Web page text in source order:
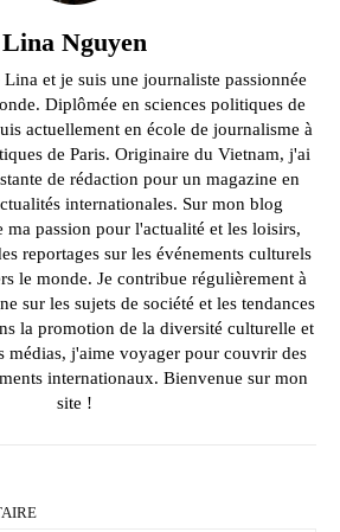
Lina Nguyen
et je suis une journaliste passionnée
Diplômée en sciences politiques de
actuellement en école de journalisme à
de Paris. Originaire du Vietnam, j'ai
de rédaction pour un magazine en
internationales. Sur mon blog
ma passion pour l'actualité et les loisirs,
reportages sur les événements culturels
le monde. Je contribue régulièrement à
sur les sujets de société et les tendances
la promotion de la diversité culturelle et
médias, j'aime voyager pour couvrir des
internationaux. Bienvenue sur mon
site !